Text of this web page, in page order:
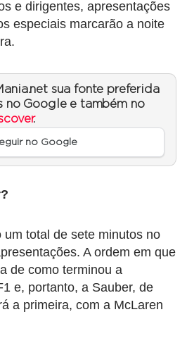
e dirigentes, apresentações
especiais marcarão a noite
sua fonte preferida
no Google e também no
.
no Google
total de sete minutos no
A ordem em que
de como terminou a
e, portanto, a Sauber, de
a primeira, com a McLaren